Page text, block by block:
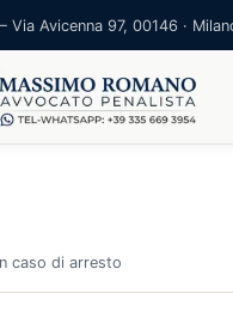
Via Avicenna 97, 00146 ·
caso di arresto